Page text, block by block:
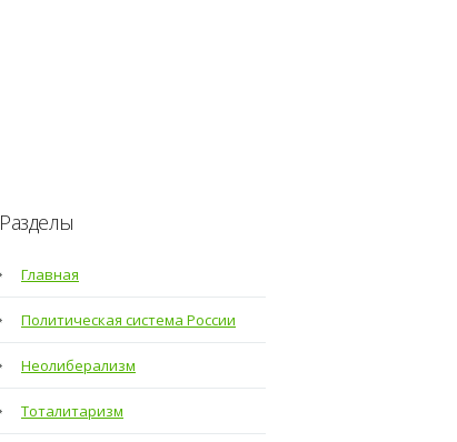
Разделы
Главная
Политическая система России
Неолиберализм
Тоталитаризм